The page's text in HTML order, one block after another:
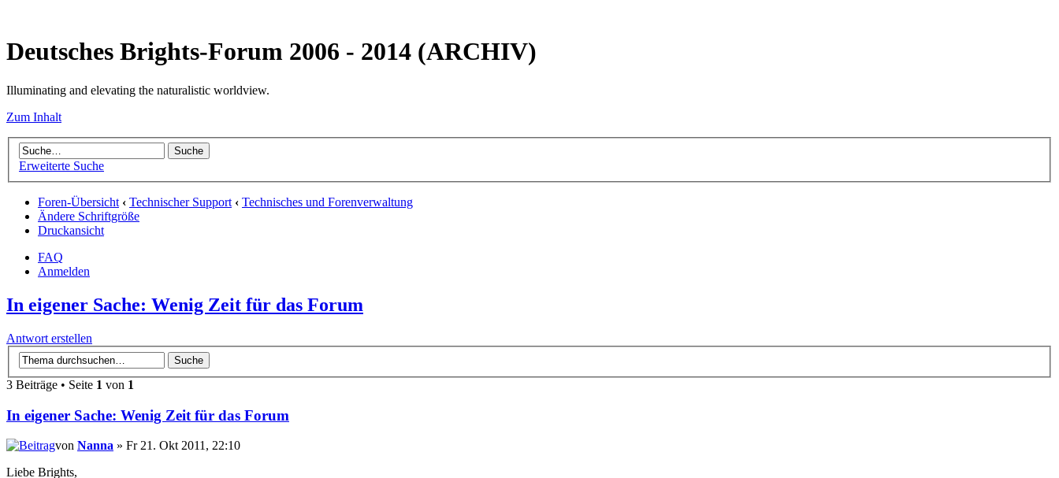
Deutsches Brights-Forum 2006 - 2014 (ARCHIV)
Illuminating and elevating the naturalistic worldview.
Zum Inhalt
Erweiterte Suche
Foren-Übersicht ‹ Technischer Support ‹ Technisches und Forenverwaltung
Ändere Schriftgröße
Druckansicht
FAQ
Anmelden
In eigener Sache: Wenig Zeit für das Forum
Antwort erstellen
3 Beiträge • Seite 1 von 1
In eigener Sache: Wenig Zeit für das Forum
von Nanna » Fr 21. Okt 2011, 22:10
Liebe Brights,